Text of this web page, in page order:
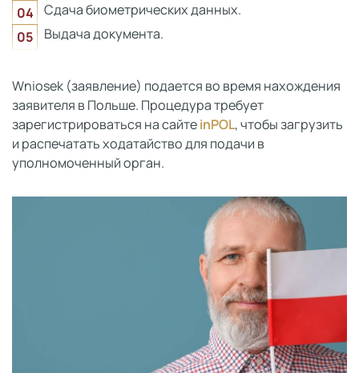
Сдача биометрических данных.
Выдача документа.
Wniosek (заявление) подается во время нахождения
заявителя в Польше. Процедура требует
зарегистрироваться на сайтеinPOL, чтобы загрузить
и распечатать ходатайство для подачи в
уполномоченный орган.